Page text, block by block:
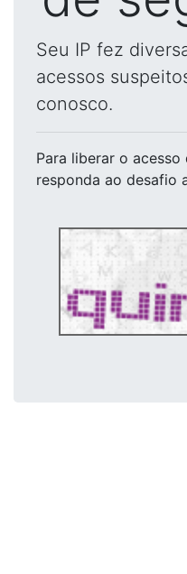
Seu IP fez
acessos
conosco.
Para liberar o acesso
responda ao desafio